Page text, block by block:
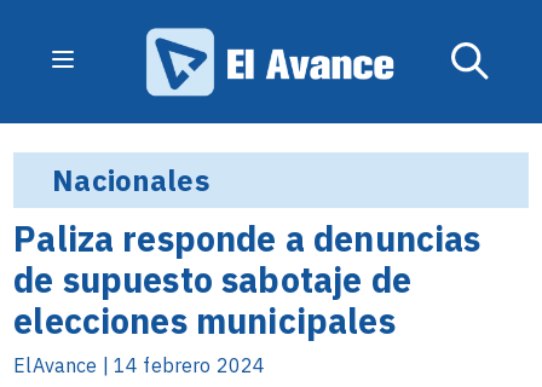
Nacionales
Paliza responde a denuncias
de supuesto sabotaje de
elecciones municipales
ElAvance | 14 febrero 2024